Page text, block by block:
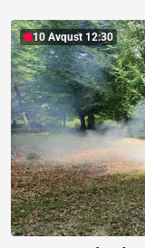
10 Avqust 12:30